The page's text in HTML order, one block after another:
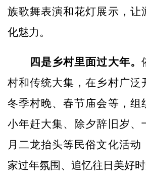
族歌舞表演和花灯展示，让
化魅力。
四是乡村里面过大年。
村和传统大集，在乡村广泛
冬季村晚、春节庙会等，组
小年赶大集、除夕辞旧岁、
月二龙抬头等民俗文化活动
家过年氛围、追忆往日美好时